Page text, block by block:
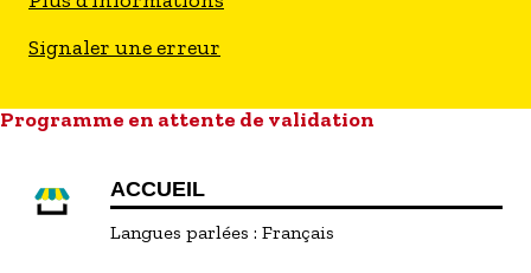
Signaler une erreur
Programme en attente de validation
ACCUEIL
Langues parlées : Français